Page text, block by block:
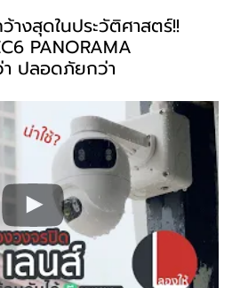
งสุดในประวัติศาสตร์!!
PANORAMA
ปลอดภัยกว่า